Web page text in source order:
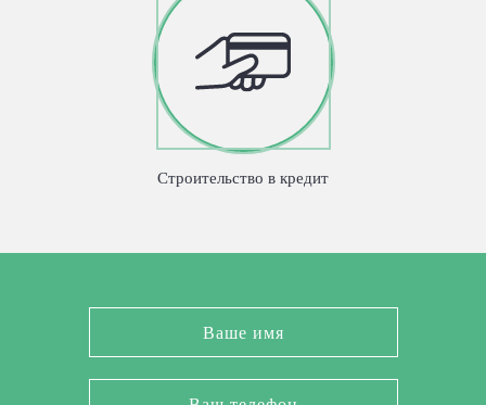
Строительство в кредит